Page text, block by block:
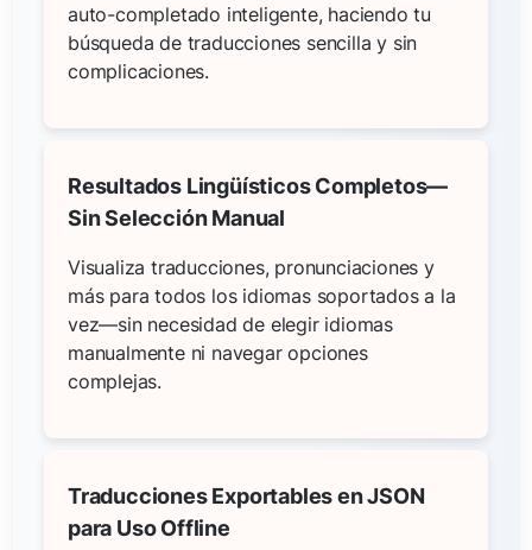
auto-completado inteligente, haciendo tu
búsqueda de traducciones sencilla y sin
complicaciones.
Resultados Lingüísticos Completos—
Sin Selección Manual
Visualiza traducciones, pronunciaciones y
más para todos los idiomas soportados a la
vez—sin necesidad de elegir idiomas
manualmente ni navegar opciones
complejas.
Traducciones Exportables en JSON
para Uso Offline